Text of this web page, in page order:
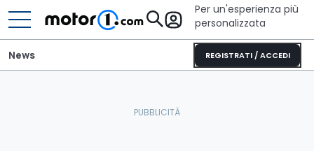
Per un'esperienza più
personalizzata
REGISTRATI / ACCEDI
News